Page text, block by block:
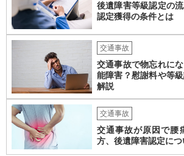
後遺障害等級認定の
認定獲得の条件とは
交通事故
交通事故で物忘れに
能障害？慰謝料や等
解説
交通事故
交通事故が原因で腰
方、後遺障害認定につ